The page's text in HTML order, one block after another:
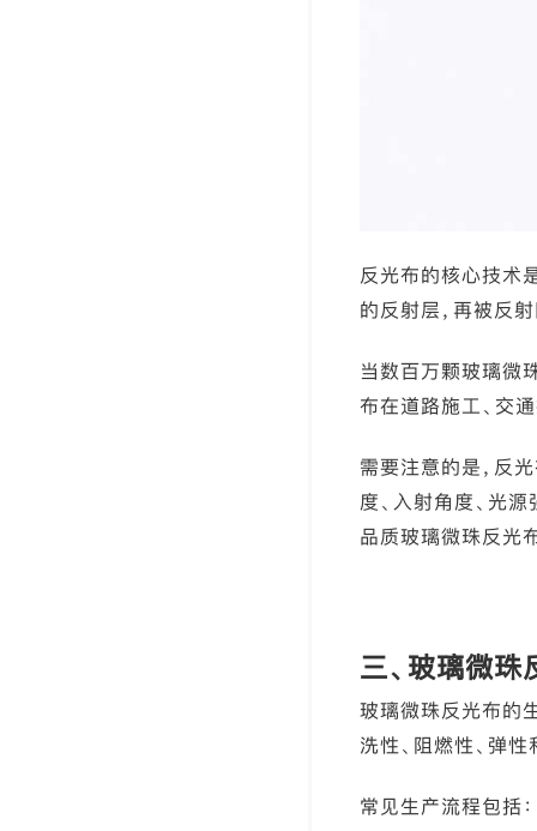
反光布的核心技术
的反射层，再被反
当数百万颗玻璃微
布在道路施工、交
需要注意的是，反
度、入射角度、光
品质玻璃微珠反光
三、玻璃微
玻璃微珠反光布的
洗性、阻燃性、弹
常见生产流程包括：